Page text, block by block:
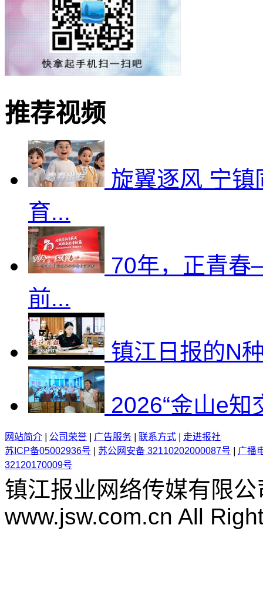
推荐视频
旋翼逐风 宁
育...
70年，正青
前...
镇江日报的N
2026“金山e知
网站简介 公司荣誉 广告服务 联系方式
走进报社
苏ICP备05002936号
苏公网安备 32110202000087号
广播
32120170009号
镇江报业网络传媒有限公
www.jsw.com.cn All